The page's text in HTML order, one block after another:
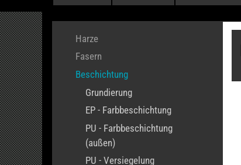
Harze
Fasern
Beschichtung
Grundierung
EP - Farbbeschichtung
PU - Farbbeschichtung
(außen)
PU - Versiegelung